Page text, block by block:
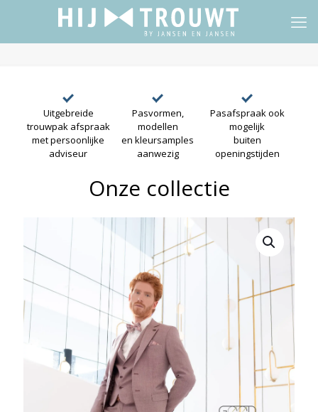
Uitgebreide
trouwpak afspraak
met persoonlijke
adviseur
Pasvormen,
modellen
en kleursamples
aanwezig
Pasafspraak ook
mogelijk
buiten
openingstijden
Onze collectie